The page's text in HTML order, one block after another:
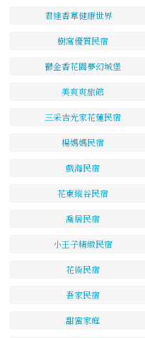
君達香草健康世界
樹窩優質民宿
鬱金香花園夢幻城堡
美爽爽旅館
三采吉光家花蓮民宿
楊媽媽民宿
戲海民宿
花東縱谷民宿
喬居民宿
小王子精緻民宿
花術民宿
吾家民宿
甜蜜家庭